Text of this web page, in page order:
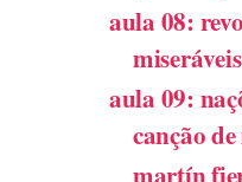
aula 08:
miseráveis
aula 09:
canção
martín